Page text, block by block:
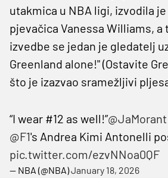
utakmica u NBA ligi, izvodila je
pjevačica Vanessa Williams,
izvedbe se jedan je gledatelj
Greenland alone!" (Ostavite
što je izazvao sramežljivi
“I wear #12 as well!”@JaMorant
@F1's Andrea Kimi Antonelli
pic.twitter.com/ezvNNoa0QF
— NBA (@NBA)January 18, 2026